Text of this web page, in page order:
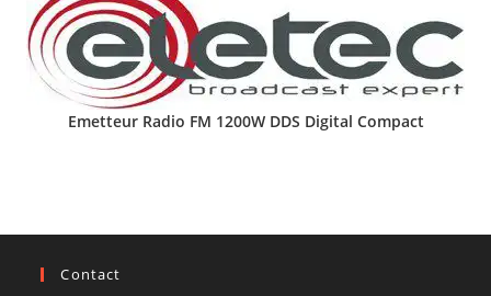
Emetteur Radio FM 1200W DDS Digital Compact
Contact